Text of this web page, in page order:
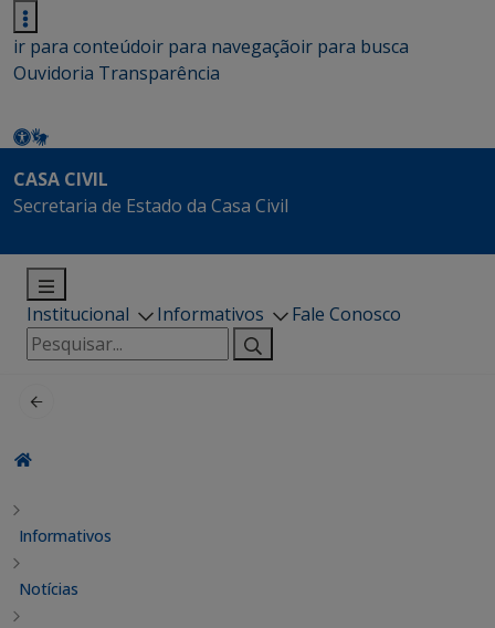
ir para conteúdoir para navegaçãoir para busca
Ouvidoria Transparência
CASA CIVIL
Secretaria de Estado da Casa Civil
Institucional Informativos
Fale Conosco
Pesquisar
por:
Informativos
Notícias